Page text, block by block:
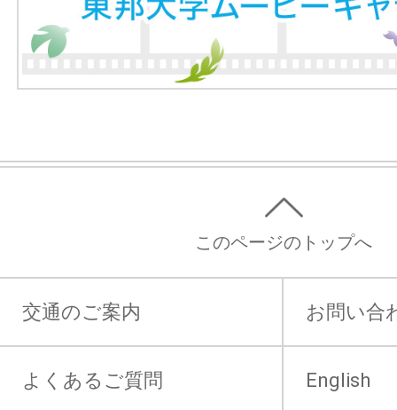
このページのトップへ
交通のご案内 お問い合
よくあるご質問 English